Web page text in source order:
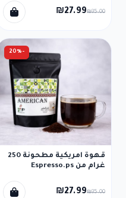
₪27.99₪35.00
-20%
قهوة امريكية مطحونة 250
غرام من Espresso.ps
₪27.99₪35.00